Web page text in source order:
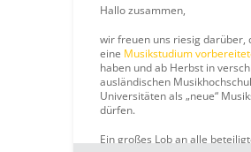
Hallo zusammen,
wir freuen uns riesig darüber,
eine Musikstudium
haben und ab Herbst in
ausländischen
Universitäten als „neue“
dürfen.
Ein großes Lob an alle